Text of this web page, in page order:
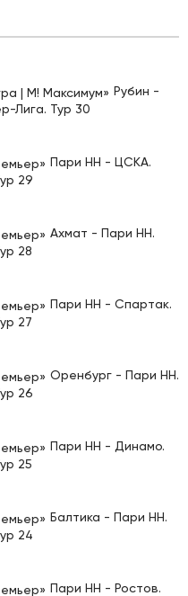
Рубин -
Лига. Тур 30
Пари НН - ЦСКА.
29
Ахмат - Пари НН.
28
Пари НН - Спартак.
27
Оренбург - Пари НН.
26
Пари НН - Динамо.
25
Балтика - Пари НН.
24
Пари НН - Ростов.